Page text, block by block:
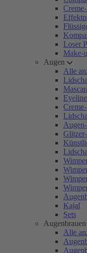
Loser
Make-
Augen
Alle
Kajal
Sets
Augenbrauen
Alle